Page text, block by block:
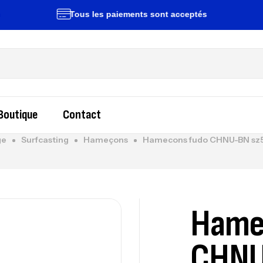
Tous les paiements sont acceptés
Contact
Surfcasting Hameçons Hamecons fudo CHNU-BN